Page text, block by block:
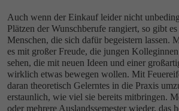
Auch wenn der Einkauf leider nicht
Plätzen der Wunschberufe rangiert, so gibt
Menschen, die sich dafür begeistern lassen.
es mit großer Freude, die jungen
sehen, die mit neuen Ideen und einer
wirklich etwas bewegen wollen. Mit
daran theoretisch Gelerntes in die Praxis
erstaunlich, wie viel sie bereits mitbringen.
oder mehrere Auslandssemester wieder, das